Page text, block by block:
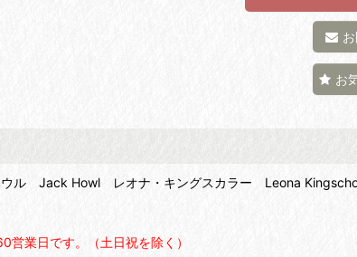
お
ウル Jack Howl レオナ・キングスカラー Leona
営業日です。（土日祝を除く）